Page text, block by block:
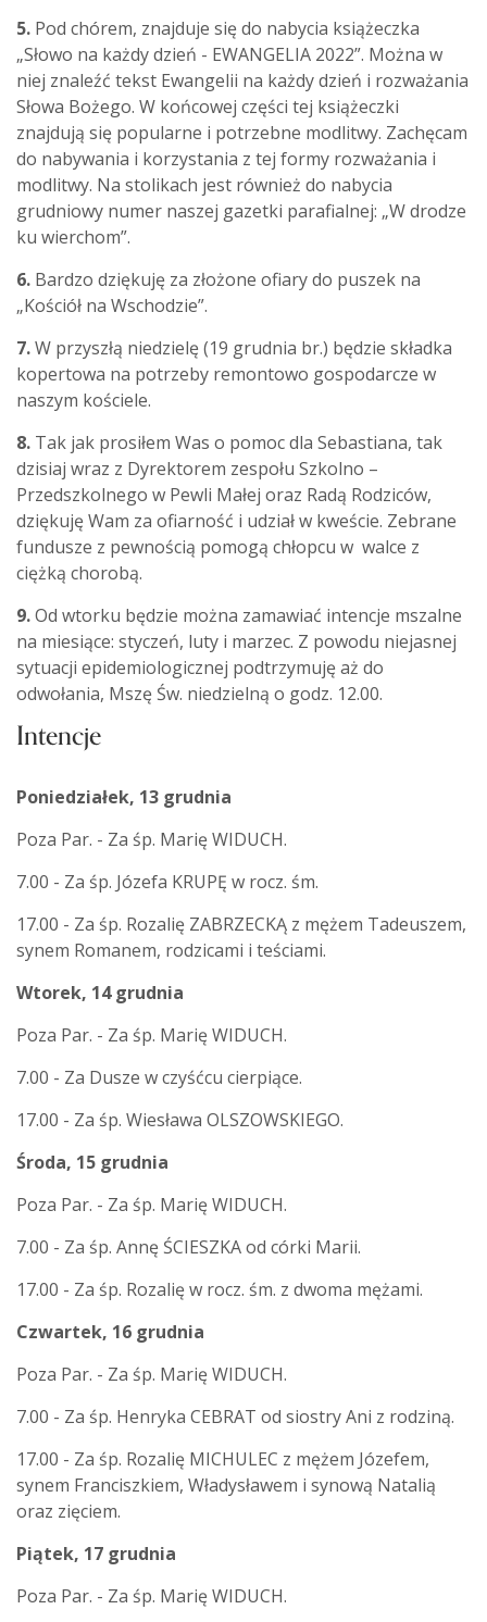
5. Pod chórem, znajduje się do nabycia książeczka
„Słowo na każdy dzień - EWANGELIA 2022”. Można w
niej znaleźć tekst Ewangelii na każdy dzień i rozważania
Słowa Bożego. W końcowej części tej książeczki
znajdują się popularne i potrzebne modlitwy. Zachęcam
do nabywania i korzystania z tej formy rozważania i
modlitwy. Na stolikach jest również do nabycia
grudniowy numer naszej gazetki parafialnej: „W drodze
ku wierchom”.
6. Bardzo dziękuję za złożone ofiary do puszek na
„Kościół na Wschodzie”.
7.W przyszłą niedzielę(19 grudnia br.) będzie składka
kopertowa na potrzeby remontowo gospodarcze w
naszym kościele.
8. Tak jak prosiłem Was o pomoc dla Sebastiana, tak
dzisiaj wraz z Dyrektorem zespołu Szkolno –
Przedszkolnego w Pewli Małej oraz Radą Rodziców,
dziękuję Wam za ofiarność i udział w kweście. Zebrane
fundusze z pewnością pomogą chłopcu w walce z
ciężką chorobą.
9.Od wtorku będzie można zamawiać intencje mszalne
na miesiące: styczeń, luty i marzec. Z powodu niejasnej
sytuacji epidemiologicznej podtrzymuję aż do
odwołania, Mszę Św. niedzielną o godz. 12.00.
Intencje
Poniedziałek, 13 grudnia
Poza Par. - Za śp. Marię WIDUCH.
7.00 - Za śp. Józefa KRUPĘ w rocz. śm.
17.00 - Za śp. Rozalię ZABRZECKĄ z mężem Tadeuszem,
synem Romanem, rodzicami i teściami.
Wtorek, 14 grudnia
Poza Par. - Za śp. Marię WIDUCH.
7.00 - Za Dusze w czyśćcu cierpiące.
17.00 - Za śp. Wiesława OLSZOWSKIEGO.
Środa, 15 grudnia
Poza Par. - Za śp. Marię WIDUCH.
7.00 - Za śp. Annę ŚCIESZKA od córki Marii.
17.00 - Za śp. Rozalię w rocz. śm. z dwoma mężami.
Czwartek, 16 grudnia
Poza Par. - Za śp. Marię WIDUCH.
7.00 - Za śp. Henryka CEBRAT od siostry Ani z rodziną.
17.00 - Za śp. Rozalię MICHULEC z mężem Józefem,
synem Franciszkiem, Władysławem i synową Natalią
oraz zięciem.
Piątek, 17 grudnia
Poza Par. - Za śp. Marię WIDUCH.